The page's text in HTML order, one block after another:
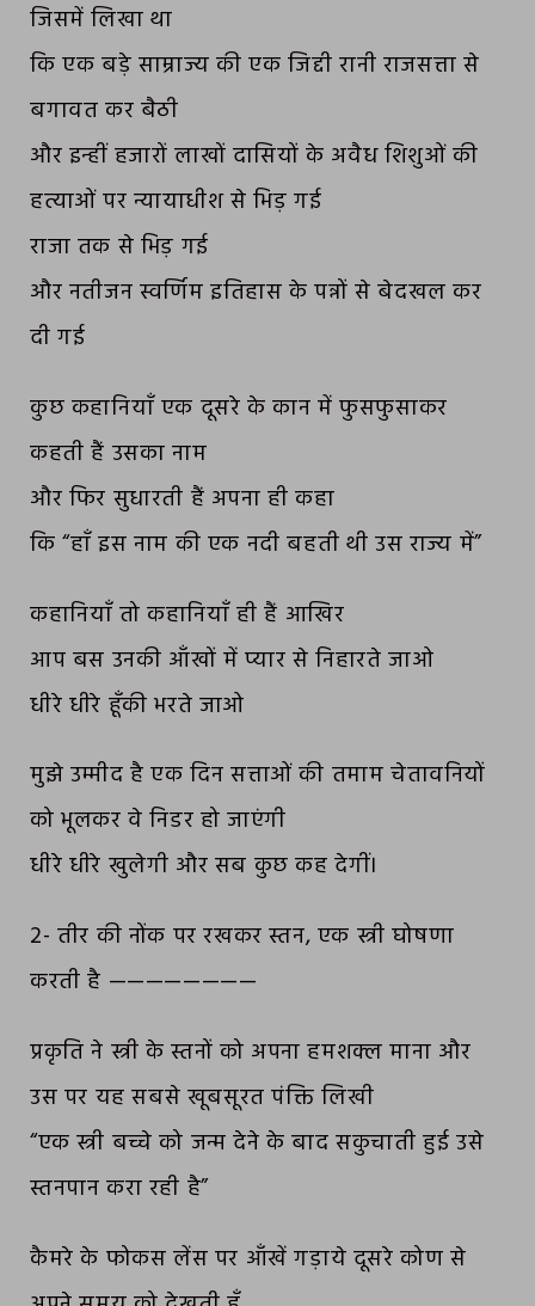
जिसमें लिखा था
कि एक बड़े साम्राज्य की एक जिद्दी रानी राजसत्ता से
बगावत कर बैठी
और इन्हीं हजारों लाखों दासियों के अवैध शिशुओं की
हत्याओं पर न्यायाधीश से भिड़ गई
राजा तक से भिड़ गई
और नतीजन स्वर्णिम इतिहास के पन्नों से बेदखल कर
दी गई
कुछ कहानियाँ एक दूसरे के कान में फुसफुसाकर
कहती हैं उसका नाम
और फिर सुधारती हैं अपना ही कहा
कि “हाँ इस नाम की एक नदी बहती थी उस राज्य में”
कहानियाँ तो कहानियाँ ही हैं आखिर
आप बस उनकी आँखों में प्यार से निहारते जाओ
धीरे धीरे हूँकी भरते जाओ
मुझे उम्मीद है एक दिन सत्ताओं की तमाम चेतावनियों
को भूलकर वे निडर हो जाएंगी
धीरे धीरे खुलेगी और सब कुछ कह देगीं।
2- तीर की नोंक पर रखकर स्तन, एक स्त्री घोषणा
करती है ————————
प्रकृति ने स्त्री के स्तनों को अपना हमशक्ल माना और
उस पर यह सबसे खूबसूरत पंक्ति लिखी
“एक स्त्री बच्चे को जन्म देने के बाद सकुचाती हुई उसे
स्तनपान करा रही है”
कैमरे के फोकस लेंस पर आँखें गड़ाये दूसरे कोण से